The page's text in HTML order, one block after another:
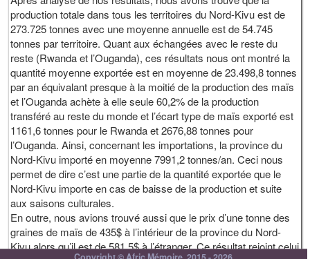
production totale dans tous les territoires du Nord-Kivu est de
273.725 tonnes avec une moyenne annuelle est de 54.745
tonnes par territoire. Quant aux échangées avec le reste du
reste (Rwanda et l’Ouganda), ces résultats nous ont montré la
quantité moyenne exportée est en moyenne de 23.498,8 tonnes
par an équivalant presque à la moitié de la production des maïs
et l’Ouganda achète à elle seule 60,2% de la production
transféré au reste du monde et l’écart type de maïs exporté est
1161,6 tonnes pour le Rwanda et 2676,88 tonnes pour
l’Ouganda. Ainsi, concernant les importations, la province du
Nord-Kivu importé en moyenne 7991,2 tonnes/an. Ceci nous
permet de dire c’est une partie de la quantité exportée que le
Nord-Kivu importe en cas de baisse de la production et suite
aux saisons culturales.
En outre, nous avions trouvé aussi que le prix d’une tonne des
graines de maïs de 435$ à l’intérieur de la province du Nord-
Kivu alors qu’il est de 581,5$ à l’étranger. Ce résultat rejoint celui